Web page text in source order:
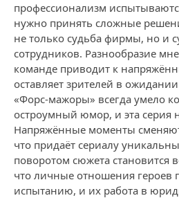
профессионализм
нужно принять сложные
не только судьба фирмы, но и
сотрудников. Разнообразие
команде приводит к
оставляет зрителей в
«Форс-мажоры» всегда умело
остроумный юмор, и эта серия
Напряжённые моменты
что придаёт сериалу
поворотом сюжета становится
что личные отношения героев
испытанию, и их работа в